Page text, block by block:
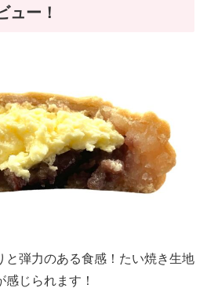
ュー！
と弾力のある食感！たい焼き生地
じられます！